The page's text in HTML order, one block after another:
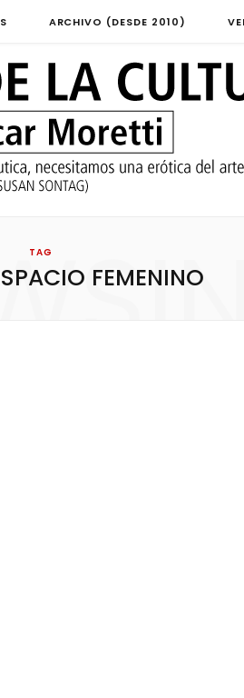
ARCHIVO (DESDE 2010)
TAG
FEMENINO